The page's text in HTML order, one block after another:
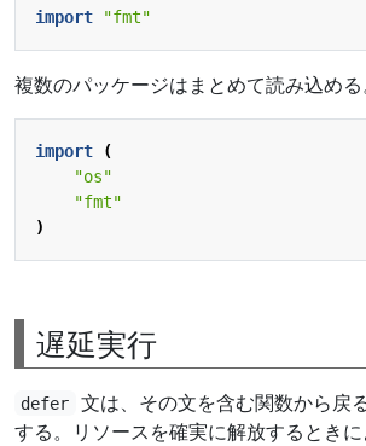
import "fmt"
複数のパッケージはまとめて読み込める
import
(
"os"
"fmt"
)
遅延実行
defer
文は、その文を含む関数から戻
する。リソースを確実に解放するときに